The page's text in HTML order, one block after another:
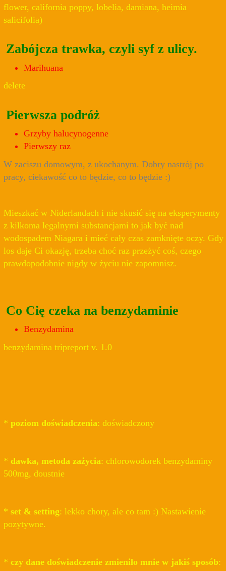
flower, california poppy, lobelia, damiana, heimia
salicifolia)
Zabójcza trawka, czyli syf z ulicy.
Marihuana
delete
Pierwsza podróż
Grzyby halucynogenne
Pierwszy raz
W zaciszu domowym, z ukochanym. Dobry nastrój po
pracy, ciekawość co to będzie, co to będzie :)
Mieszkać w Niderlandach i nie skusić się na eksperymenty
z kilkoma legalnymi substancjami to jak być nad
wodospadem Niagara i mieć cały czas zamknięte oczy. Gdy
los daje Ci okazję, trzeba choć raz przeżyć coś, czego
prawdopodobnie nigdy w życiu nie zapomnisz.
Co Cię czeka na benzydaminie
Benzydamina
benzydamina tripreport v. 1.0
* poziom doświadczenia: doświadczony
* dawka, metoda zażycia: chlorowodorek benzydaminy
500mg, doustnie
* set & setting: lekko chory, ale co tam :) Nastawienie
pozytywne.
* czy dane doświadczenie zmieniło mnie w jakiś sposób: